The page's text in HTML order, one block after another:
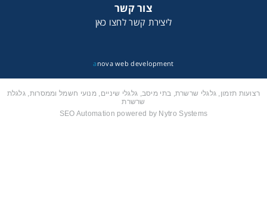
צור קשר
ליצירת קשר לחצו כאן
a nova web development
עיבוד שבבי/רכיבי אוטומציה, תבניות ושטנצים
רשתות ואביזרי מסוע
רצועות תזמון, גלגלי שרשרת, בתי מיסב, גלגלי שיניים, מנועי חשמל וממסרות, גלגלת
שרשרת
SEO Automation powered by Nytro Systems